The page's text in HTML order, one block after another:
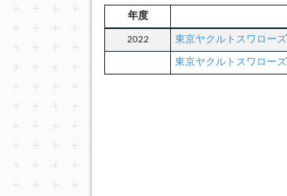
年度
2022 東京ヤクルトスワローズ
東京ヤクルトスワローズ